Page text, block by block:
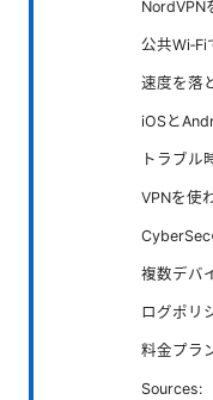
NordVPN
公共
速度を落
iOSと
トラブル
VPNを使
CyberSec
複数デバ
ログポリ
料金プラ
Sources: